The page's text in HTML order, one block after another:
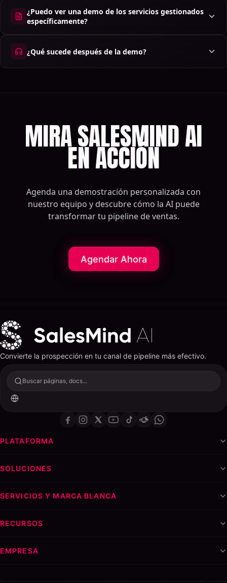
¿Puedo ver una demo de los servicios gestionados
específicamente?
¿Qué sucede después de la demo?
MIRA SALESMIND AI
EN ACCIÓN
Agenda una demostración personalizada con
nuestro equipo y descubre cómo la AI puede
transformar tu pipeline de ventas.
Agendar Ahora
Convierte la prospección en tu canal de pipeline más efectivo.
Buscar páginas, docs...
PLATAFORMA
SOLUCIONES
SERVICIOS Y MARCA BLANCA
RECURSOS
EMPRESA